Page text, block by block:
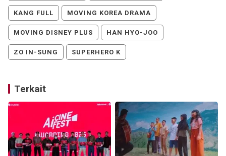
KANG FULL MOVING KOREA DRAMA
MOVING DISNEY PLUS HAN HYO-JOO
ZO IN-SUNG SUPERHERO K
Terkait